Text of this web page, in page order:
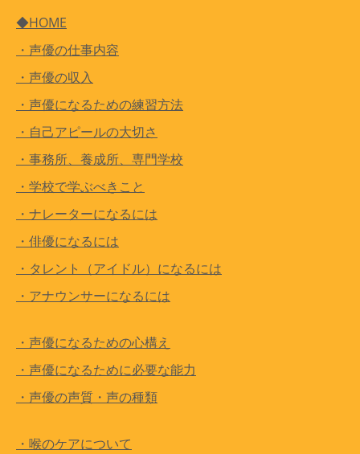
◆HOME
・声優の仕事内容
・声優の収入
・声優になるための練習方法
・自己アピールの大切さ
・事務所、養成所、専門学校
・学校で学ぶべきこと
・ナレーターになるには
・俳優になるには
・タレント（アイドル）になるには
・アナウンサーになるには
・声優になるための心構え
・声優になるために必要な能力
・声優の声質・声の種類
・喉のケアについて